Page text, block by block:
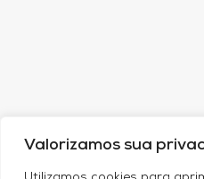
Valorizamos sua